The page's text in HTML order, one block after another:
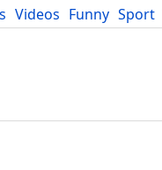
Videos Funny Sport
Blog